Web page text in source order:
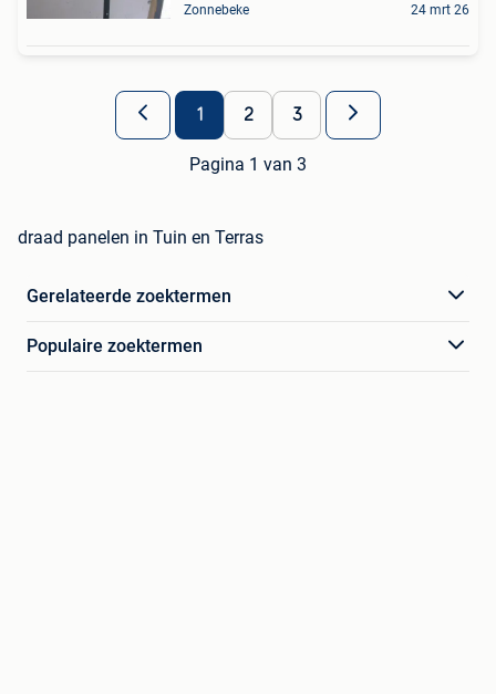
Zonnebeke 24 mrt 26
1 2 3
Pagina 1 van 3
draad panelen in Tuin en Terras
Gerelateerde zoektermen
Populaire zoektermen